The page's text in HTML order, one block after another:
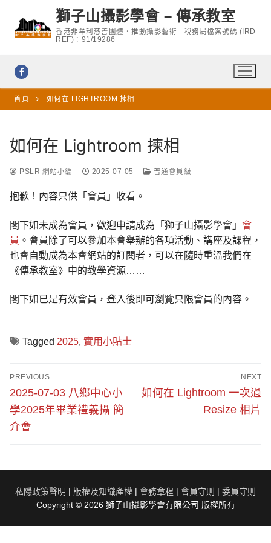
content
獅子山攝影學會 – 傳承教室
香港非牟利慈善團體．推動攝影藝術 稅務局檔案號碼 (IRD
REF)：91/19286
首頁 如何在 LIGHTROOM 揀相
如何在 Lightroom 揀相
PSLR 網站小編 2025-07-05 普通會員級
抱歉！內容只供「會員」收看。
閣下如未成為會員，歡迎申請成為「獅子山攝影學會」 會
員 。會員除了可以參加本會舉辦的各項活動、講座及課程，
也會自動成為本會網站的訂閱者，可以在隨時重溫我們在
《傳承教室》中的教學資源……
閣下如已是有效會員，登入後即可瀏覽只限會員的內容。
Tagged 2025, 實用小貼士
文
章
導
覽
PREVIOUS
Previous
post:
2025-07-03 八鄉中心小
學2025年畢業禮義攝 簡
介會
NEXT
Next
如何在 Lightroom 一次過
Resize 相片
私隱政策聲明 | 版權及知識產權 | 會務章程 | 會員守則 | 委員守則
Copyright © 2026 獅子山攝影學會有限公司 版權所有